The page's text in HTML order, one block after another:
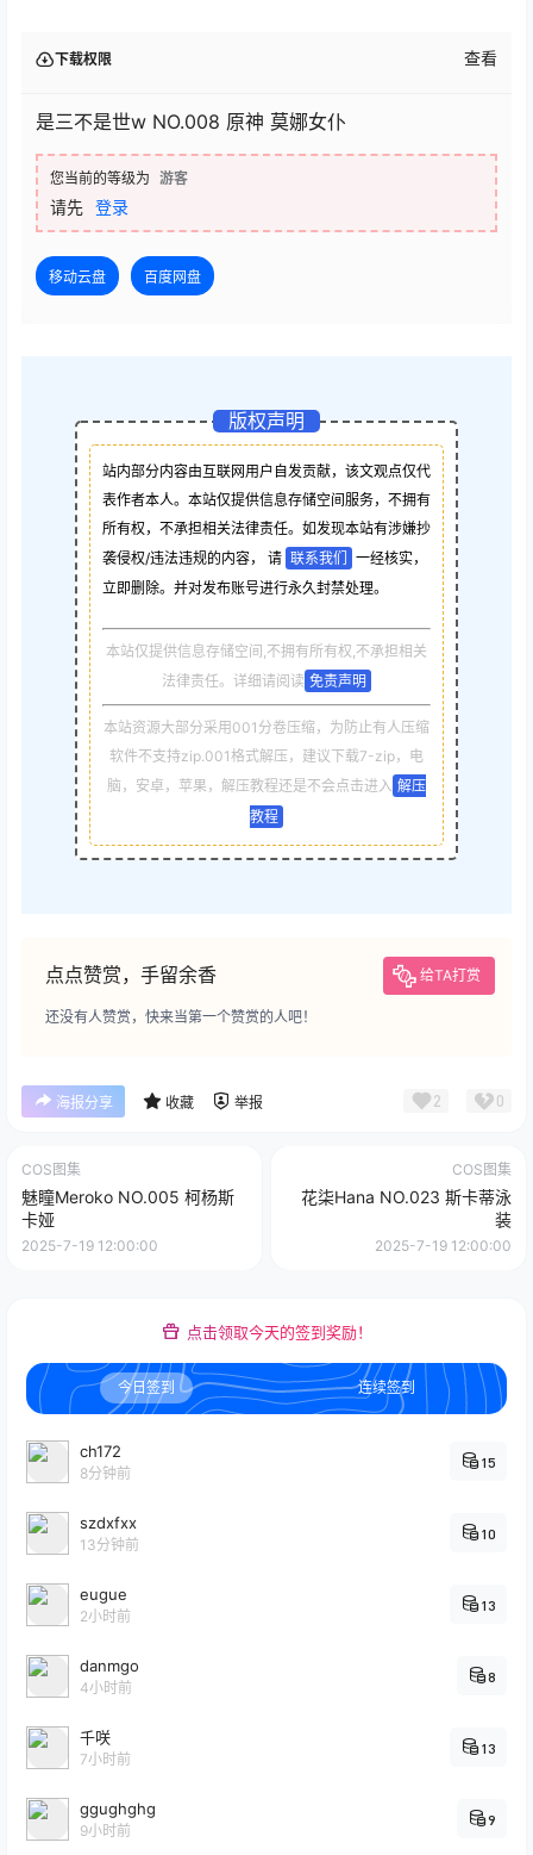
下载权限 查看
是三不是世w NO.008 原神 莫娜女仆
您当前的等级为 游客
请先 登录
移动云盘 百度网盘
版权声明
站内部分内容由互联网用户自发贡献，该文观点仅代
表作者本人。本站仅提供信息存储空间服务，不拥有
所有权，不承担相关法律责任。如发现本站有涉嫌抄
袭侵权/违法违规的内容， 请 联系我们
一经核实，
立即删除。并对发布账号进行永久封禁处理。
本站仅提供信息存储空间,不拥有所有权,不承担相关
法律责任。详细请阅读 免责声明
本站资源大部分采用001分卷压缩，为防止有人压缩
软件不支持zip.001格式解压，建议下载7-zip，电
脑，安卓，苹果，解压教程还是不会点击进入 解压
教程
点点赞赏，手留余香 给TA打赏
还没有人赞赏，快来当第一个赞赏的人吧！
海报分享 收藏 举报 2 0
COS图集
魅瞳Meroko NO.005 柯杨斯
卡娅
2025-7-19 12:00:00
COS图集
花柒Hana NO.023 斯卡蒂泳
装
2025-7-19 12:00:00
点击领取今天的签到奖励！
今日签到 连续签到
ch172
8分钟前
15
szdxfxx
13分钟前
10
eugue
2小时前
13
danmgo
4小时前
8
千咲
7小时前
13
ggughghg
9小时前
9